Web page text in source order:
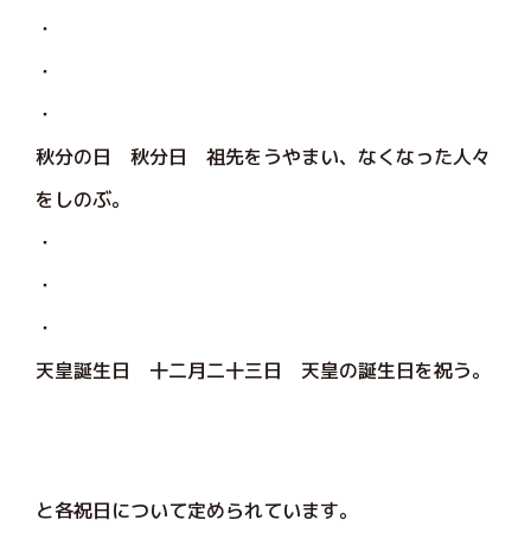
・
・
・
秋分の日 秋分日 祖先をうやまい、なくなった人々
をしのぶ。
・
・
・
天皇誕生日 十二月二十三日 天皇の誕生日を祝う。
と各祝日について定められています。